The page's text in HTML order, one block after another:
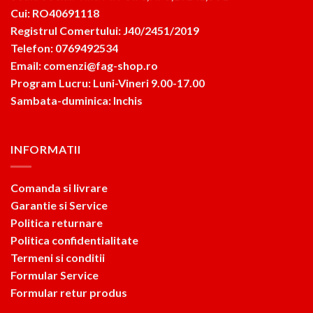
Cui: RO40691118
Registrul Comertului: J40/2451/2019
Telefon: 0769492534
Email: comenzi@fag-shop.ro
Program Lucru: Luni-Vineri 9.00-17.00
Sambata-duminica: Inchis
INFORMATII
Comanda si livrare
Garantie si Service
Politica returnare
Politica confidentialitate
Termeni si conditii
Formular Service
Formular retur produs